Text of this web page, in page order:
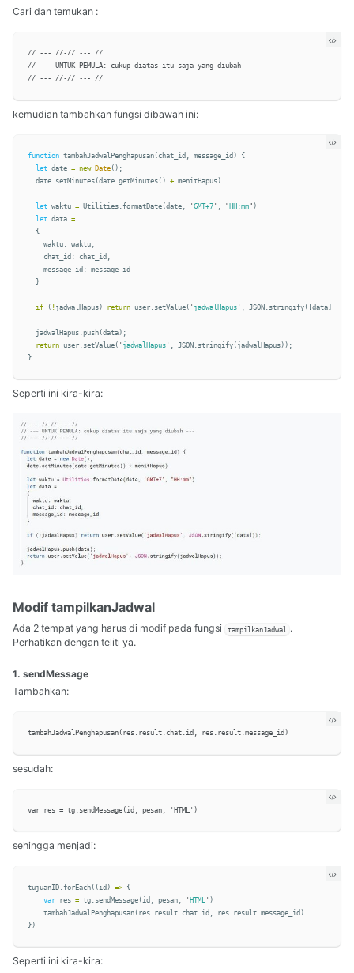
Cari dan temukan :
// --- //-// --- //
// --- UNTUK PEMULA: cukup diatas itu saja yang diubah ---
kemudian tambahkan fungsi dibawah ini:
function tambahJadwalPenghapusan ( chat_id , message_id )
{
let date = new Date ();
date . setMinutes (date .getMinutes () + menitHapus)
let waktu = Utilities .formatDate (date , 'GMT+7 ' , " HH:mm" )
let data =
{
waktu : waktu ,
chat_id : chat_id ,
message_id :
message_id
}
if ( ! jadwalHapus) return user . setValue ( ' jadwalHapus ' , JSON . stringify ([data]));
jadwalHapus .push (data);
return user . setValue ( ' jadwalHapus ' , JSON . stringify ( jadwalHapus));
}
Seperti ini kira-kira:
Modif tampilkanJadwal
Ada 2 tempat yang harus di modif pada fungsi tampilkanJadwal
.
Perhatikan dengan teliti ya.
1. sendMessage
Tambahkan:
sesudah:
sehingga menjadi:
tujuanID .forEach (( id ) => {
var res = tg sendMessage ( id pesan ' HTML ' )
tambahJadwalPenghapusan ( res result chat id res result .message_id )
})
Seperti ini kira-kira: